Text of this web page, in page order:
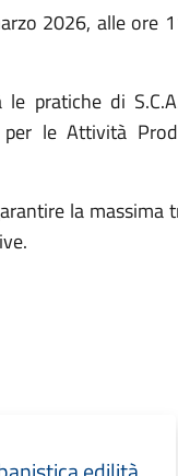
2026, alle ore
pratiche di
le Attività
la